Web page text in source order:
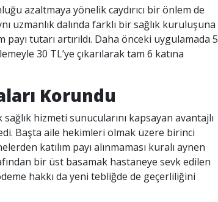
azaltmaya yönelik caydırıcı bir önlem de
uzmanlık dalında farklı bir sağlık kuruluşuna
tutarı artırıldı. Daha önceki uygulamada 5
30 TL’ye çıkarılarak tam 6 katına
Korundu
hizmeti sunucularını kapsayan avantajlı
Başta aile hekimleri olmak üzere birinci
katılım payı alınmaması kuralı aynen
bir üst basamak hastaneye sevk edilen
hakkı da yeni tebliğde de geçerliliğini